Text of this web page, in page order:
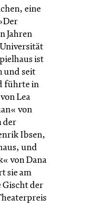
eine
Jahren
ist
und seit
führte in
Lea
von
der
Ibsen,
und
von Dana
sie am
Gischt der